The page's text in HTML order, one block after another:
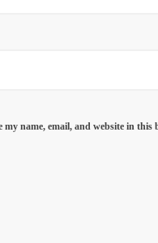
my name, email, and website in